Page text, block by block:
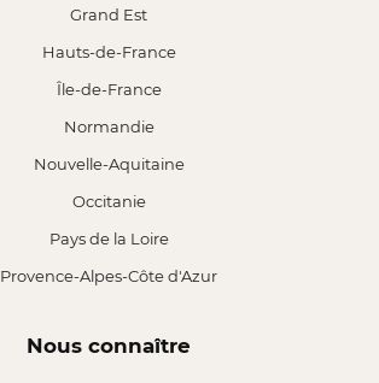
Grand Est
Hauts-de-France
Île-de-France
Normandie
Nouvelle-Aquitaine
Occitanie
Pays de la Loire
Provence-Alpes-Côte d'Azur
Nous connaître